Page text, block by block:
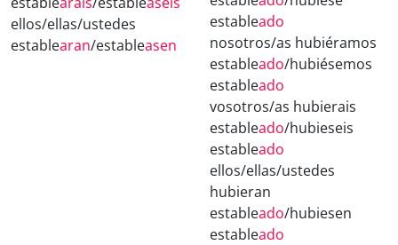
ellos/ellas/ustedes
establearan/estableasen
estableado
nosotros/as hubiéramos
estableado/hubiésemos
estableado
vosotros/as hubierais
estableado/hubieseis
estableado
ellos/ellas/ustedes
hubieran
estableado/hubiesen
estableado